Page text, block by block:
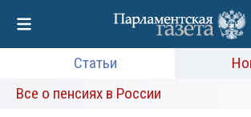
Статьи
Все о пенсиях в России